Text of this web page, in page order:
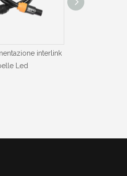
interlink
Led